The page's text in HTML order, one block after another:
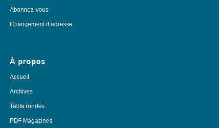
Abonnez-vous
Changement d’adresse
À propos
Accueil
Archives
Table rondes
PDF Magazines